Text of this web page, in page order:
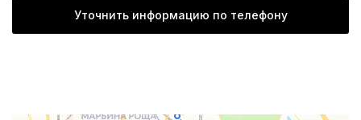
Уточнить информацию по телефону